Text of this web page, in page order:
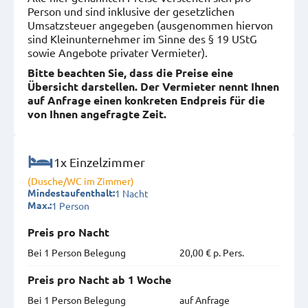
Person und sind inklusive der gesetzlichen
Umsatzsteuer angegeben (ausgenommen hiervon
sind Kleinunternehmer im Sinne des § 19 UStG
sowie Angebote privater Vermieter).
Bitte beachten Sie, dass die Preise eine
Übersicht darstellen. Der Vermieter nennt Ihnen
auf Anfrage einen konkreten Endpreis für die
von Ihnen angefragte Zeit.
1x Einzelzimmer
(Dusche/WC im Zimmer)
Mindestaufenthalt:1 Nacht
Max.:1 Person
Preis pro Nacht
Bei 1 Person Belegung
20,00 € p. Pers.
Preis pro Nacht ab 1 Woche
Bei 1 Person Belegung
auf Anfrage